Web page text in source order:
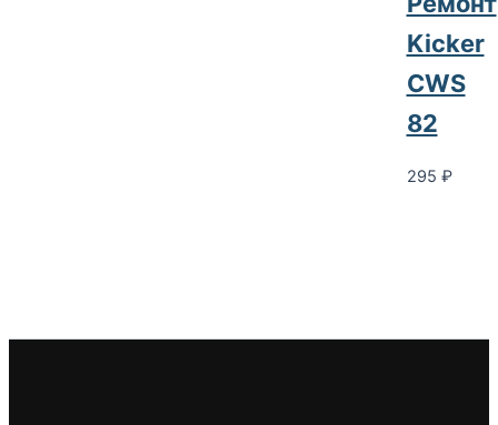
Kicker
CWS
82
295 ₽